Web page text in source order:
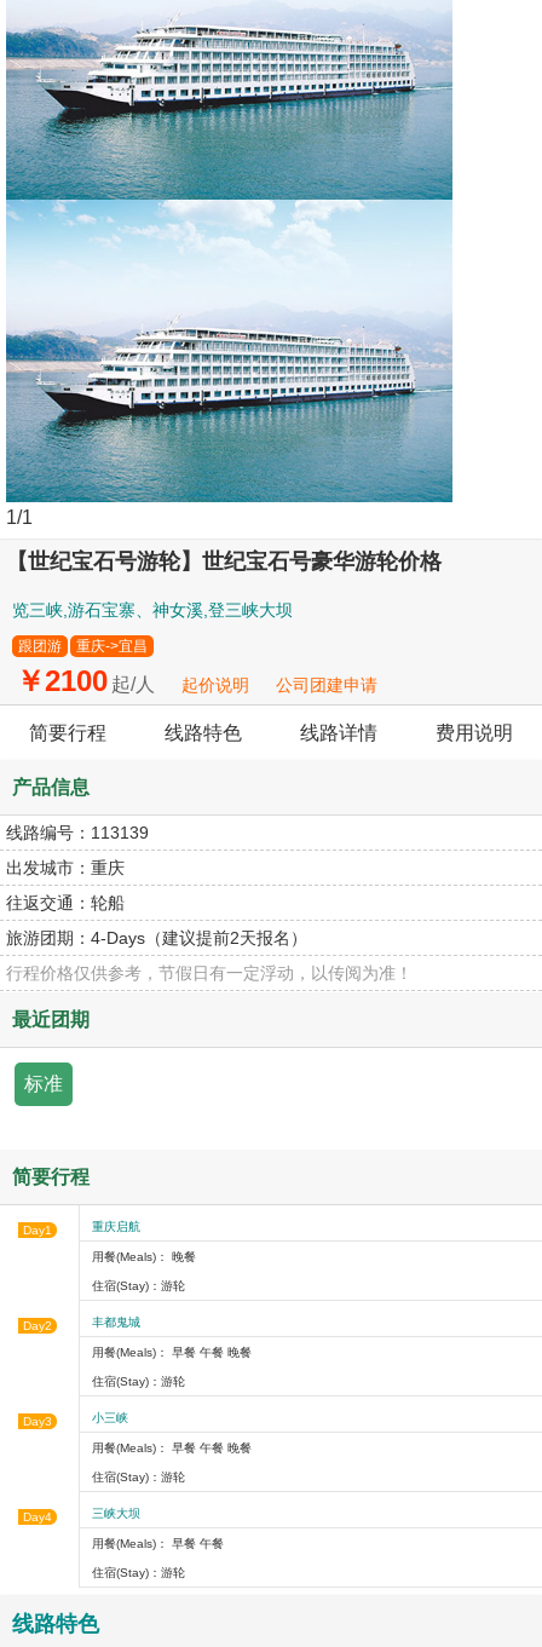
1/1
【世纪宝石号游轮】世纪宝石号豪华游轮价格
览三峡,游石宝寨、神女溪,登三峡大坝
跟团游 重庆->宜昌
￥2100 起/人 起价说明 公司团建申请
简要行程 线路特色 线路详情 费用说明
产品信息
线路编号： 113139
出发城市： 重庆
往返交通： 轮船
旅游团期： 4-Days（建议提前2天报名）
行程价格仅供参考，节假日有一定浮动，以传阅为准！
最近团期
标准
简要行程
Day1 重庆启航
用餐(Meals)： 晚餐
住宿(Stay)：游轮
Day2 丰都鬼城
用餐(Meals)： 早餐 午餐 晚餐
住宿(Stay)：游轮
Day3 小三峡
用餐(Meals)： 早餐 午餐 晚餐
住宿(Stay)：游轮
Day4 三峡大坝
用餐(Meals)： 早餐 午餐
住宿(Stay)：游轮
线路特色